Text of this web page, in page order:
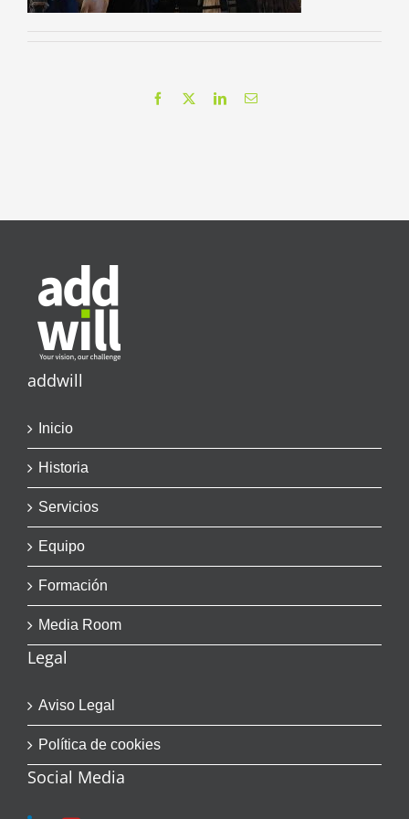
Facebook LinkedInCorreo
addwill
Inicio
Historia
Servicios
Equipo
Formación
Media Room
Legal
Aviso Legal
Política de cookies
Social Media